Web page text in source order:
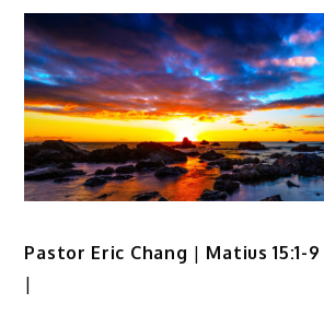
Pastor Eric Chang | Matius 15:1-9
|